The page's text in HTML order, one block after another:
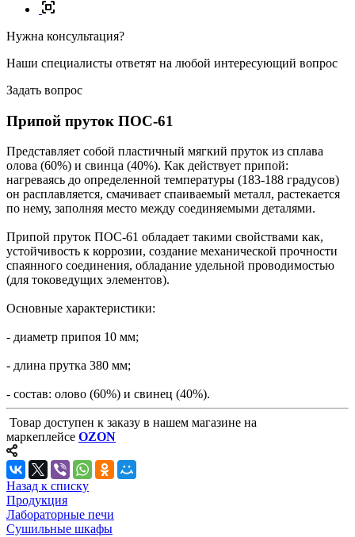
Нужна консультация?
Наши специалисты ответят на любой интересующий вопрос
Задать вопрос
Припой пруток ПОС-61
Представляет собой пластичный мягкий пруток из сплава
олова (60%) и свинца (40%). Как действует припой:
нагреваясь до определенной температуры (183-188 градусов)
он расплавляется, смачивает спаиваемый металл, растекается
по нему, заполняя место между соединяемыми деталями.
Припой пруток ПОС-61 обладает такими свойствами как,
устойчивость к коррозии, создание механической прочности
спаянного соединения, обладание удельной проводимостью
(для токоведущих элементов).
Основные характеристики:
- диаметр припоя 10 мм;
- длина прутка 380 мм;
- состав: олово (60%) и свинец (40%).
Товар доступен к заказу в нашем магазине на
маркеплейсе OZON
Назад к списку
Продукция
Лабораторные печи
Сушильные шкафы